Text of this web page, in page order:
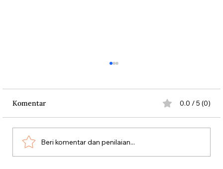
Aksi Koboi Jenderal Moestopo
Komentar 0.0 / 5 (0)
Beri komentar dan penilaian...